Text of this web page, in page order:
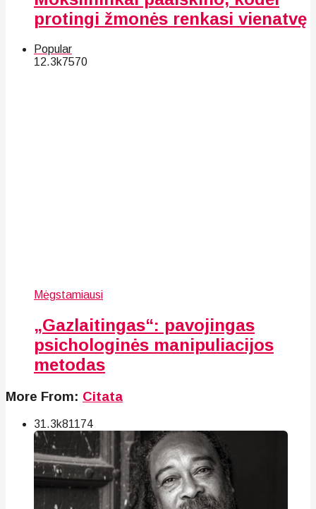
protingi žmonės renkasi vienatvę
Popular
12.3k7570
Mėgstamiausi
„Gazlaitingas“: pavojingas
psichologinės manipuliacijos
metodas
More From: Citata
31.3k81 174